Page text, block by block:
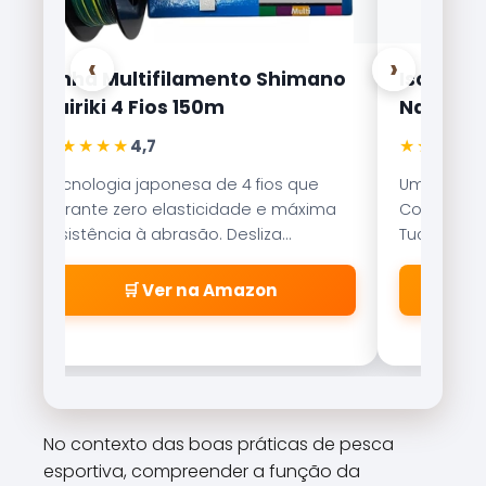
‹
Linha Multifilamento Shimano
Kairiki 4 Fios 150m
★★★★★4,7
Tecnologia japonesa de 4 fios que
garante zero elasticidade e máxima
resistência à abrasão. Desliza
suavemente pelos passadores.
🛒 Ver na Amazon
Isca
★★★★★
Uma das
Com
Tucunaré
qualquer
›
No contexto das boas práticas de pesca
esportiva, compreender a função da